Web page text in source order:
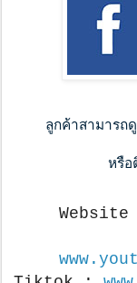
ลูกค้าสามารถ
หรือ